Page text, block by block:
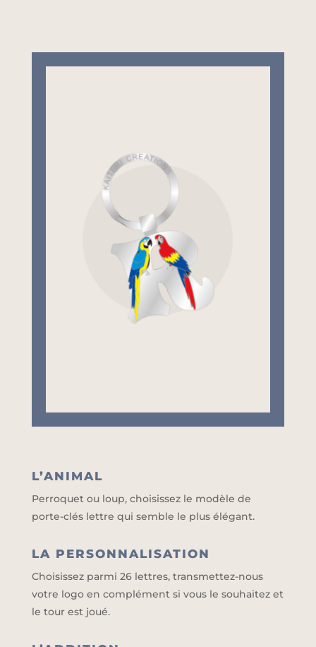
L’ANIMAL
Perroquet ou loup, choisissez le modèle de
porte-clés lettre qui semble le plus élégant.
LA PERSONNALISATION
Choisissez parmi 26 lettres, transmettez-nous
votre logo en complément si vous le souhaitez et
le tour est joué.